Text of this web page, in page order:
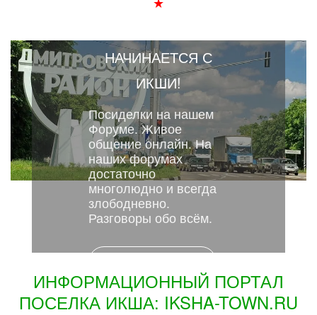
ДМИТРОВСКИЙ
НАЧИНАЕТСЯ С
ИКШИ!
Посиделки на нашем
Форуме. Живое
общение онлайн. На
наших форумах
достаточно
многолюдно и всегда
злободневно.
Разговоры обо всём.
ИНФОРМАЦИОННЫЙ ПОРТАЛ
ПОСЕЛКА ИКША: IKSHA-TOWN.RU